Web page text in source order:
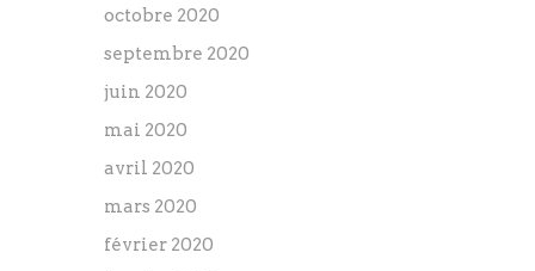
octobre 2020
septembre 2020
juin 2020
mai 2020
avril 2020
mars 2020
février 2020